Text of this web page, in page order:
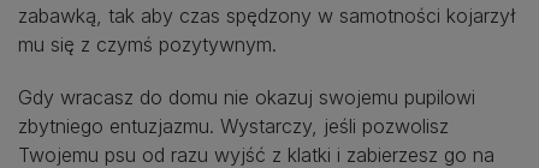
zabawką, tak aby czas spędzony w samotności kojarzył
mu się z czymś pozytywnym.
Gdy wracasz do domu nie okazuj swojemu pupilowi
zbytniego entuzjazmu. Wystarczy, jeśli pozwolisz
Twojemu psu od razu wyjść z klatki i zabierzesz go na